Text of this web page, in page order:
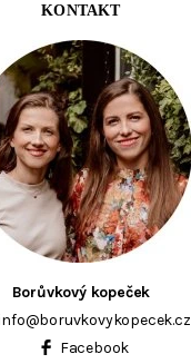
KONTAKT
Borůvkový kopeček
@boruvkovykopecek.cz
Facebook